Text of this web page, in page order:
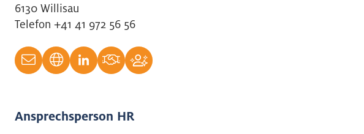
6130 Willisau
Telefon +41 41 972 56 56
Ansprechsperson HR